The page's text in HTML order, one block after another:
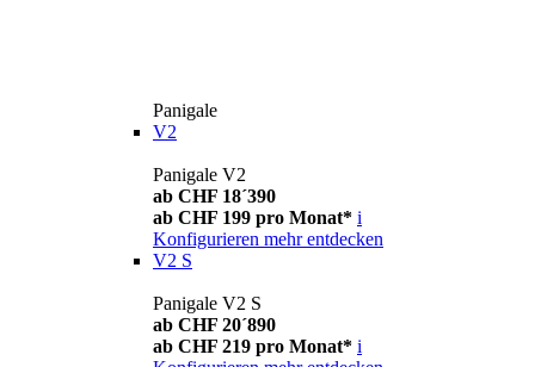
Panigale
V2
Panigale V2
ab CHF 18´390
ab CHF 199 pro Monat* i
Konfigurieren mehr entdecken
V2 S
Panigale V2 S
ab CHF 20´890
ab CHF 219 pro Monat* i